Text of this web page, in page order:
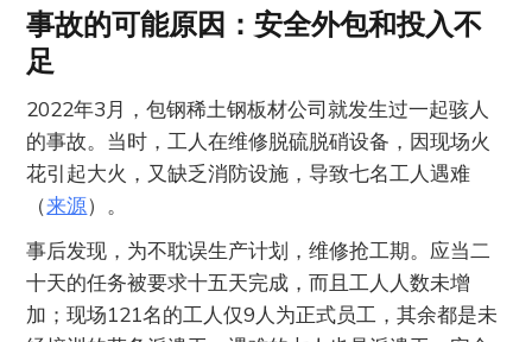
事故的可能原因：安全外包和投入不
足
2022年3月，包钢稀土钢板材公司就发生过一起骇人
的事故。当时，工人在维修脱硫脱硝设备，因现场火
花引起大火，又缺乏消防设施，导致七名工人遇难
（来源）。
事后发现，为不耽误生产计划，维修抢工期。应当二
十天的任务被要求十五天完成，而且工人人数未增
加；现场121名的工人仅9人为正式员工，其余都是未